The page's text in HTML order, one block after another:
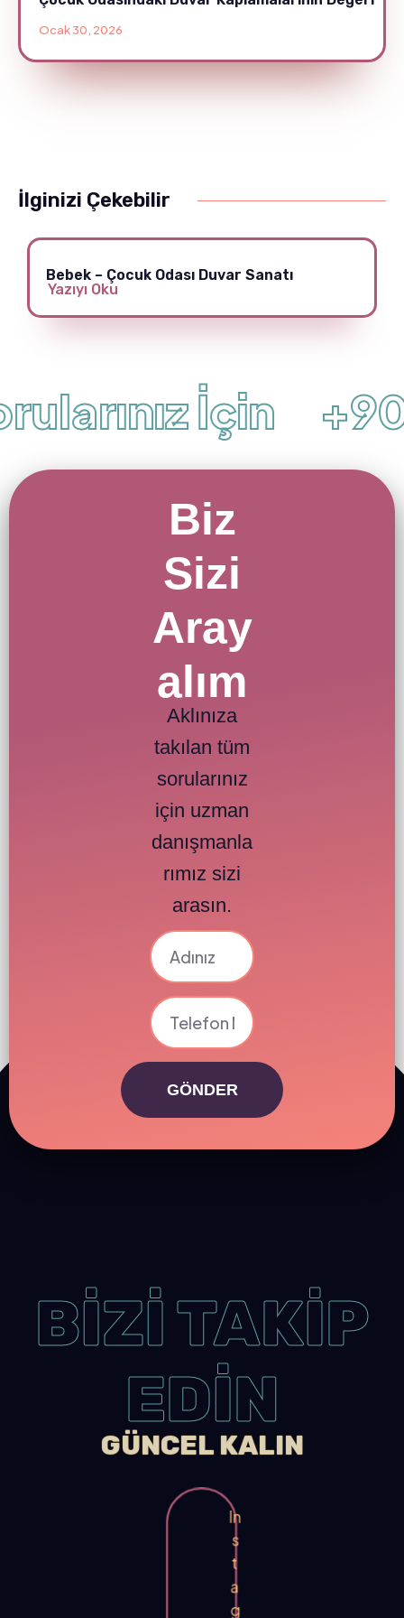
Ocak 30, 2026
İlginizi Çekebilir
Bebek – Çocuk Odası Duvar Sanatı
Yazıyı Oku
İçin
Biz
Sizi
Aray
alım
Aklınıza
takılan tüm
sorularınız
için uzman
danışmanla
rımız sizi
arasın.
GÖNDER
BİZİ TAKİP
EDİN
GÜNCEL KALIN
In
s
a